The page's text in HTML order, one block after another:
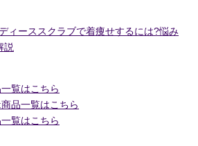
ィーススクラブで着痩せするには?悩み
説
覧はこちら
品一覧はこちら
覧はこちら